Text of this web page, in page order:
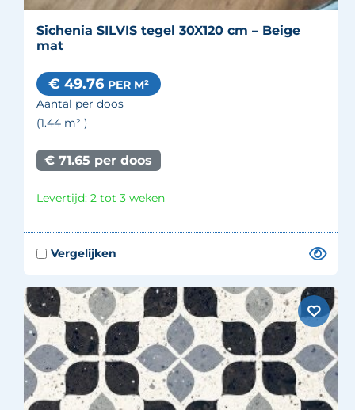
Sichenia SILVIS tegel 30X120 cm – Beige
mat
€ 49.76 PER M²
Aantal per doos
(1.44 m² )
€ 71.65 per doos
Levertijd: 2 tot 3 weken